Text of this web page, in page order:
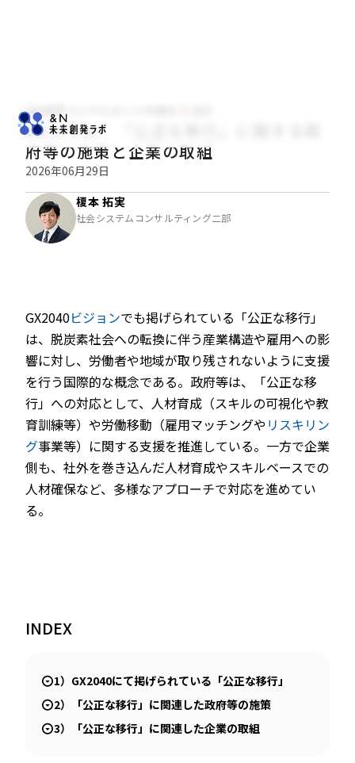
NRI経営コンサルタントの視点
GXコラム 「公正な移行」に関する政
府等の施策と企業の取組
2026年06月29日
榎本 拓実
社会システムコンサルティング二部
GX2040ビジョンでも掲げられている「公正な移行」
は、脱炭素社会への転換に伴う産業構造や雇用への影
響に対し、労働者や地域が取り残されないように支援
を行う国際的な概念である。政府等は、「公正な移
行」への対応として、人材育成（スキルの可視化や教
育訓練等）や労働移動（雇用マッチングやリスキリン
グ事業等）に関する支援を推進している。一方で企業
側も、社外を巻き込んだ人材育成やスキルベースでの
人材確保など、多様なアプローチで対応を進めてい
る。
INDEX
1）GX2040にて掲げられている「公正な移行」
2）「公正な移行」に関連した政府等の施策
3）「公正な移行」に関連した企業の取組